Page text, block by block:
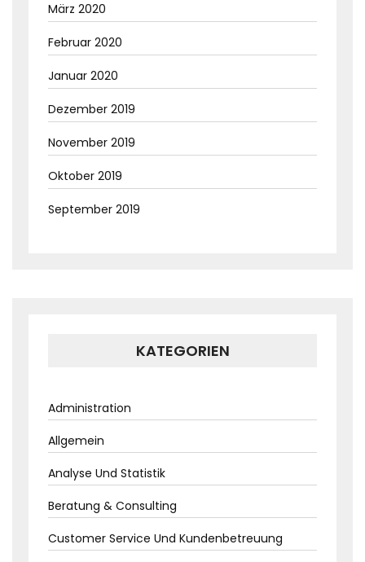
März 2020
Februar 2020
Januar 2020
Dezember 2019
November 2019
Oktober 2019
September 2019
KATEGORIEN
Administration
Allgemein
Analyse Und Statistik
Beratung & Consulting
Customer Service Und Kundenbetreuung